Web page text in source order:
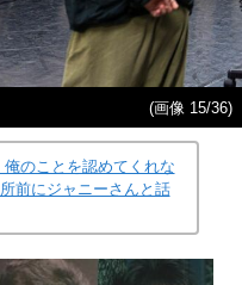
(画像 15/36)
俺のことを認めてくれな
前にジャニーさんと話